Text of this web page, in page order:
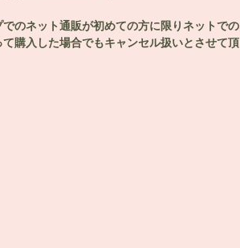
のネット通販が初めての方に限りネットでの
購入した場合でもキャンセル扱いとさせて頂